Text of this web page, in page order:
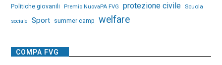
Politiche giovanili Premio NuovaPA FVG protezione civile Scuola
sociale Sport summer camp welfare
COMPA FVG